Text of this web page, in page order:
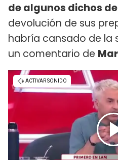
de algunos dichos
devolución de sus
habría cansado de la
un comentario de